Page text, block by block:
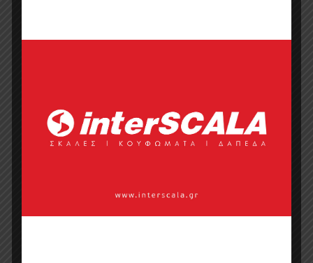
Κάντε μια ερώτηση
Κατάλογος σε pdf
Σημεία πώλησης